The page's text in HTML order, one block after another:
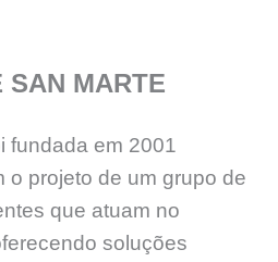
SAN MARTE
fundada em 2001
o projeto de um grupo de
que atuam no
soluções